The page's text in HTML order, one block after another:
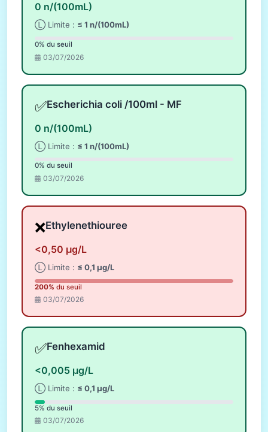
0 n/(100mL)
Ⓛ Limite : ≤ 1 n/(100mL)
0% du seuil
03/07/2026
✅Escherichia coli /100ml - MF
0 n/(100mL)
Ⓛ Limite : ≤ 1 n/(100mL)
0% du seuil
03/07/2026
❌Ethylenethiouree
<0,50 µg/L
Ⓛ Limite : ≤ 0,1 µg/L
200% du seuil
03/07/2026
✅Fenhexamid
<0,005 µg/L
Ⓛ Limite : ≤ 0,1 µg/L
5% du seuil
03/07/2026